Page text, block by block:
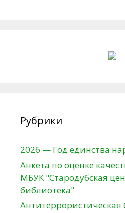
Рубрики
2026 — Год единства
Анкета по оценке
МБУК "Стародубская
библиотека"
Антитеррористическая